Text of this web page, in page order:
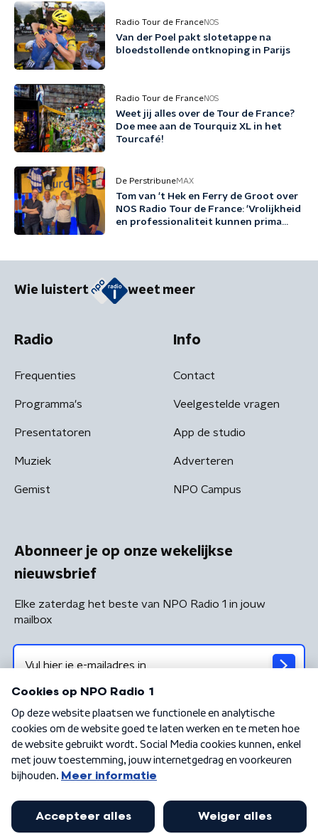
Radio Tour de FranceNOS
Van der Poel pakt slotetappe na
bloedstollende ontknoping in Parijs
Radio Tour de FranceNOS
Weet jij alles over de Tour de France?
Doe mee aan de Tourquiz XL in het
Tourcafé!
De PerstribuneMAX
Tom van 't Hek en Ferry de Groot over
NOS Radio Tour de France: 'Vrolijkheid
en professionaliteit kunnen prima
Wie luistert weet meer
Radio
Frequenties
Programma's
Presentatoren
Muziek
Gemist
Info
Contact
Veelgestelde vragen
App de studio
Adverteren
NPO Campus
Abonneer je op onze wekelijkse
nieuwsbrief
Elke zaterdag het beste van NPO Radio 1 in jouw
mailbox
Algemene voorwaarden